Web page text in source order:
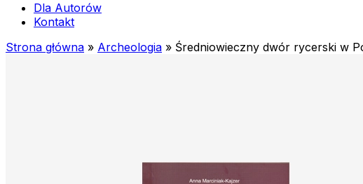
Dla Autorów
Kontakt
Strona główna » Archeologia » Średniowieczny dwór rycerski w